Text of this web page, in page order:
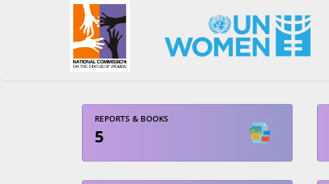
REPORTS & BOOKS
5